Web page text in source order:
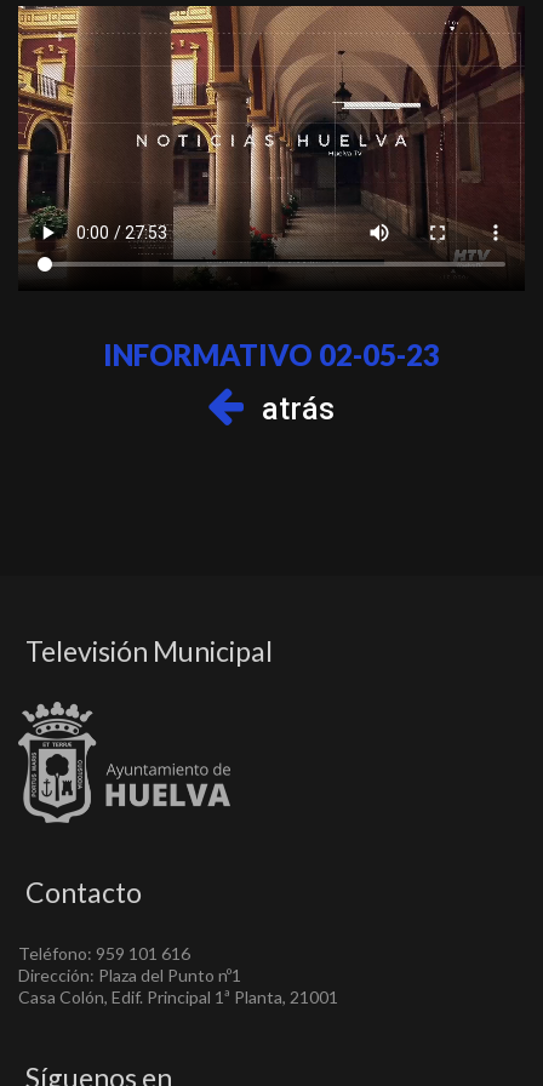
INFORMATIVO 02-05-23
atrás
Televisión Municipal
Contacto
Teléfono: 959 101 616
Dirección: Plaza del Punto nº1
Casa Colón, Edif. Principal 1ª Planta, 21001
Síguenos en